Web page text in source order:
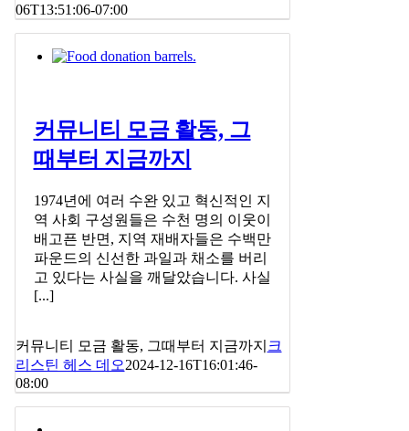
06T13:51:06-07:00
커뮤니티 모금 활동, 그
때부터 지금까지
1974년에 여러 수완 있고 혁신적인 지
역 사회 구성원들은 수천 명의 이웃이
배고픈 반면, 지역 재배자들은 수백만
파운드의 신선한 과일과 채소를 버리
고 있다는 사실을 깨달았습니다. 사실
[...]
커뮤니티 모금 활동, 그때부터 지금까지 크
리스틴 헤스 데오2024-12-16T16:01:46-
08:00